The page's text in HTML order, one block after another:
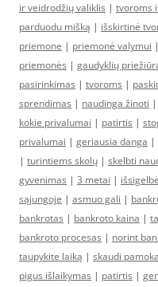
ir veidrodžių valiklis | tvoroms
parduodu mišką | išskirtinė
priemone | priemonė valymui |
priemonės | gaudyklių
pasirinkimas | tvoroms |
sprendimas | naudinga žinoti |
kokie privalumai | patirtis |
privalumai | geriausia danga |
| turintiems skolų | skelbti
gyvenimas | 3 metai |
sąjungoje | asmuo gali |
bankrotas | bankroto kaina |
bankroto procesas | norint
taupykite laiką | skaudi pamoka
pigus išlaikymas | patirtis |